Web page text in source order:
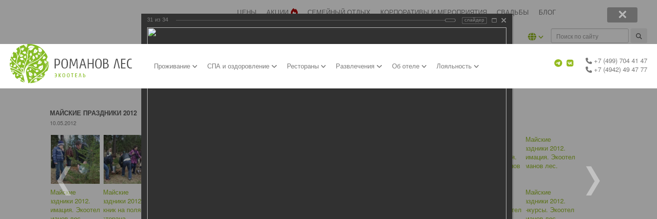
ЦЕНЫ АКЦИИ СЕМЕЙНЫЙ ОТДЫХ КОРПОРАТИВЫ И МЕРОПРИЯТИЯ СВАДЬБЫ БЛОГ
Проживание СПА и оздоровление Рестораны Развлечения Об отеле Лояльность
+7 (499) 704 41 47
+7 (4942) 49 47 77
МАЙСКИЕ ПРАЗДНИКИ 2012
10.05.2012
31 из 34 слайдер